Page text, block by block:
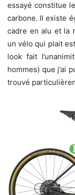
essayé constitue
carbone. Il existe
cadre en alu et la
un vélo qui plait
look fait
hommes) que j’ai
trouvé